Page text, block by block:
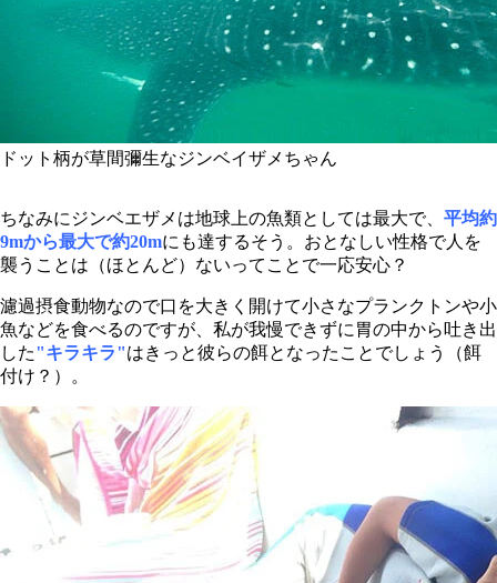
ドット柄が草間彌生なジンベイザメちゃん
ちなみにジンベエザメは地球上の魚類としては最大で、 平均約
9mから最大で約20mにも達するそう。おとなしい性格で人を
襲うことは（ほとんど）ないってことで一応安心？
濾過摂食動物なので口を大きく開けて小さなプランクトンや小
魚などを食べるのですが、私が我慢できずに胃の中から吐き出
した"キラキラ"はきっと彼らの餌となったことでしょう（餌
付け？）。